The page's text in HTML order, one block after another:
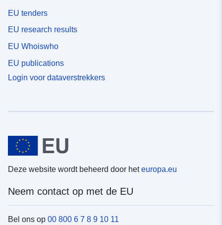
EU tenders
EU research results
EU Whoiswho
EU publications
Login voor dataverstrekkers
Deze website wordt beheerd door heteuropa.eu
Neem contact op met de EU
Bel ons op 00 800 6 7 8 9 10 11